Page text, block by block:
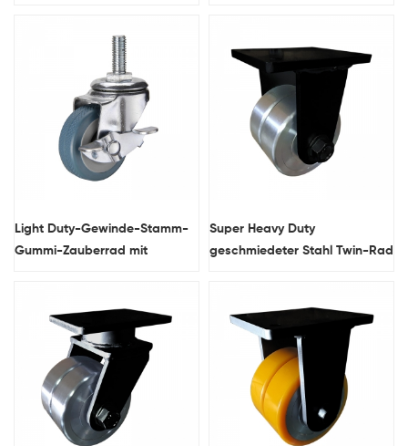
Light Duty-Gewinde-Stamm-
Gummi-Zauberrad mit
Super Heavy Duty
geschmiedeter Stahl Twin-Rad